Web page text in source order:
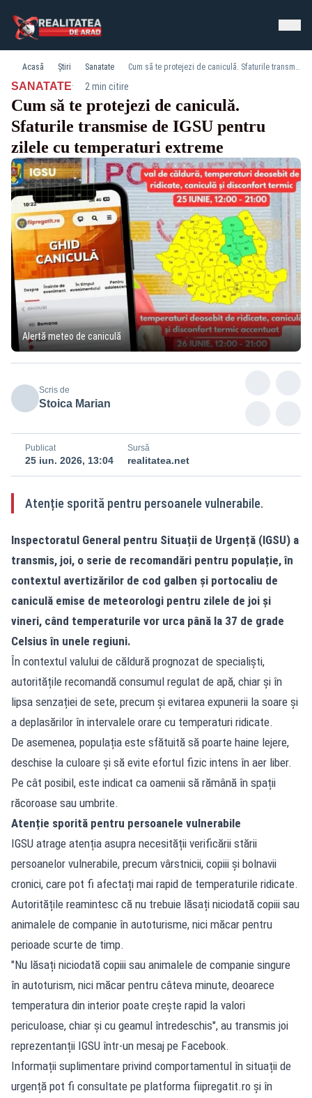
Acasă Știri Sanatate Cum să te protejezi de caniculă. Sfaturile transmise de IGSU pentru zilele cu temperaturi extreme
SANATATE· 2 min citire
Cum să te protejezi de caniculă.
Sfaturile transmise de IGSU pentru
zilele cu temperaturi extreme
Alertă meteo de caniculă
Scris de
Stoica Marian
Publicat
25 iun. 2026, 13:04
Sursă
realitatea.net
Atenție sporită pentru persoanele vulnerabile.
Inspectoratul General pentru Situații de Urgență (IGSU) a
transmis, joi, o serie de recomandări pentru populație, în
contextul avertizărilor de cod galben și portocaliu de
caniculă emise de meteorologi pentru zilele de joi și
vineri, când temperaturile vor urca până la 37 de grade
Celsius în unele regiuni.
În contextul valului de căldură prognozat de specialiști,
autoritățile recomandă consumul regulat de apă, chiar și în
lipsa senzației de sete, precum și evitarea expunerii la soare și
a deplasărilor în intervalele orare cu temperaturi ridicate.
De asemenea, populația este sfătuită să poarte haine lejere,
deschise la culoare și să evite efortul fizic intens în aer liber.
Pe cât posibil, este indicat ca oamenii să rămână în spații
răcoroase sau umbrite.
Atenție sporită pentru persoanele vulnerabile
IGSU atrage atenția asupra necesității verificării stării
persoanelor vulnerabile, precum vârstnicii, copiii și bolnavii
cronici, care pot fi afectați mai rapid de temperaturile ridicate.
Autoritățile reamintesc că nu trebuie lăsați niciodată copiii sau
animalele de companie în autoturisme, nici măcar pentru
perioade scurte de timp.
"Nu lăsați niciodată copiii sau animalele de companie singure
în autoturism, nici măcar pentru câteva minute, deoarece
temperatura din interior poate crește rapid la valori
periculoase, chiar și cu geamul întredeschis", au transmis joi
reprezentanții IGSU într-un mesaj pe Facebook.
Informații suplimentare privind comportamentul în situații de
urgență pot fi consultate pe platforma fiipregatit.ro și în